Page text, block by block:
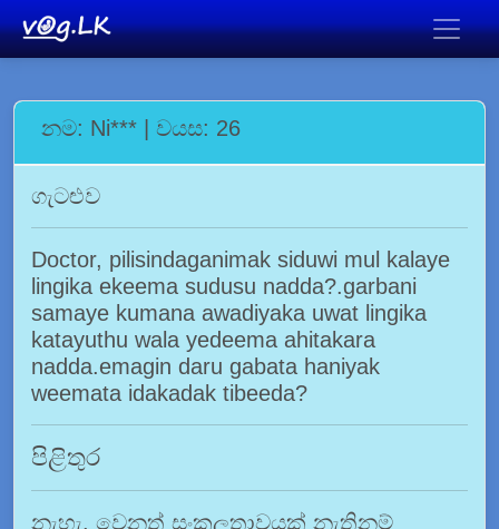
නම: Ni*** | වයස: 26
ගැටළුව
Doctor, pilisindaganimak siduwi mul kalaye
lingika ekeema sudusu nadda?.garbani
samaye kumana awadiyaka uwat lingika
katayuthu wala yedeema ahitakara
nadda.emagin daru gabata haniyak
weemata idakadak tibeeda?
පිළිතුර
නැහැ. වෙනත් සංකූලතාවයක් නැතිනම්